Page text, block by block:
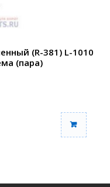
(R-381) L-1010
(пара)